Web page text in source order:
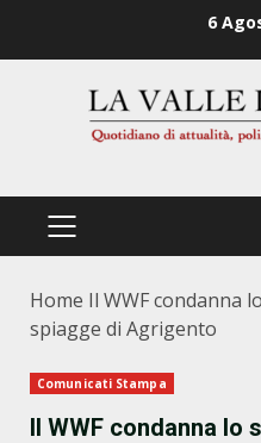
6
PRIMÄRES
Home Il WWF condanna
spiagge di Agrigento
Comunicati Stampa
Il WWF condanna lo